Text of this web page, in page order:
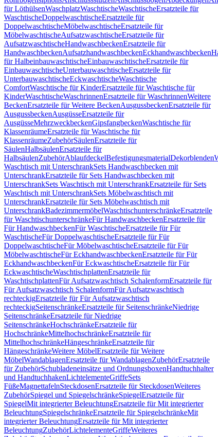
für LöthülsenWaschplatzWaschtischeWaschtischeErsatzteile für
WaschtischeDoppelwaschtischeErsatzteile für
DoppelwaschtischeMöbelwaschtischeErsatzteile für
MöbelwaschtischeAufsatzwaschtischeErsatzteile für
AufsatzwaschtischeHandwaschbeckenErsatzteile für
HandwaschbeckenAufsatzhandwaschbeckenEckhandwaschbecken
für HalbeinbauwaschtischeEinbauwaschtischeErsatzteile für
EinbauwaschtischeUnterbauwaschtischeErsatzteile für
UnterbauwaschtischeEckwaschtischeWaschtische
ComfortWaschtische für KinderErsatzteile für Waschtische für
KinderWaschtischeWaschrinnenErsatzteile für WaschrinnenWeitere
BeckenErsatzteile für Weitere BeckenAusgussbeckenErsatzteile für
AusgussbeckenAusgüsseErsatzteile für
AusgüsseMehrzweckbeckenGipsfangbeckenWaschtische für
KlassenräumeErsatzteile für Waschtische für
KlassenräumeZubehörSäulenErsatzteile für
SäulenHalbsäulenErsatzteile für
HalbsäulenZubehörAblaufdeckelBefestigungsmaterialDekorblenden
Waschtisch mit UnterschrankSets Handwaschbecken mit
UnterschrankErsatzteile für Sets Handwaschbecken mit
UnterschrankSets Waschtisch mit UnterschrankErsatzteile für Sets
Waschtisch mit UnterschrankSets Möbelwaschtisch mit
UnterschrankErsatzteile für Sets Möbelwaschtisch mit
UnterschrankBadezimmermöbelWaschtischunterschränkeErsatzteile
für WaschtischunterschränkeFür HandwaschbeckenErsatzteile für
Für HandwaschbeckenFür WaschtischeErsatzteile für Für
WaschtischeFür DoppelwaschtischeErsatzteile für Für
DoppelwaschtischeFür MöbelwaschtischeErsatzteile für Für
MöbelwaschtischeFür EckhandwaschbeckenErsatzteile für Für
EckhandwaschbeckenFür EckwaschtischeErsatzteile für Für
EckwaschtischeWaschtischplattenErsatzteile für
WaschtischplattenFür Aufsatzwaschtisch SchalenformErsatzteile für
Für Aufsatzwaschtisch SchalenformFür Aufsatzwaschtisch
rechteckigErsatzteile für Für Aufsatzwaschtisch
rechteckigSeitenschränkeErsatzteile für SeitenschränkeNiedrige
SeitenschränkeErsatzteile für Niedrige
SeitenschränkeHochschränkeErsatzteile für
HochschränkeMittelhochschränkeErsatzteile für
MittelhochschränkeHängeschränkeErsatzteile für
HängeschränkeWeitere MöbelErsatzteile für Weitere
MöbelWandablagenErsatzteile für WandablagenZubehörErsatzteile
für ZubehörSchubladeneinsätze und OrdnungsboxenHandtuchhalter
und HandtuchhakenLichtelementeGriffeSets
FüßeMagnettafelnSteckdosenErsatzteile für SteckdosenWeiteres
ZubehörSpiegel und SpiegelschränkeSpiegelErsatzteile für
SpiegelMit integrierter BeleuchtungErsatzteile für Mit integrierter
BeleuchtungSpiegelschränkeErsatzteile für SpiegelschränkeMit
integrierter BeleuchtungErsatzteile für Mit integrierter
BeleuchtungZubehörLichtelementeGriffeWeiteres